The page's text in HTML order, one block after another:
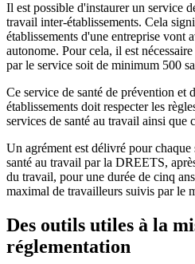
Il est possible d'instaurer un service
travail inter-établissements. Cela
établissements d'une entreprise vont
autonome. Pour cela, il est
par le service soit de minimum 500
Ce service de santé de prévention et
établissements doit respecter les
services de santé au travail ainsi que
Un agrément est délivré pour
santé au travail par la DREETS,
du travail, pour une durée de cinq
maximal de travailleurs suivis par le
Des outils utiles à la
réglementation